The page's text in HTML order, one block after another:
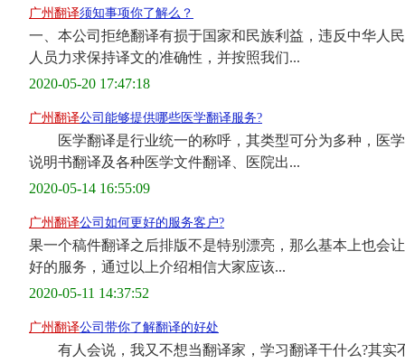
广州翻译须知事项你了解么？
一、本公司拒绝翻译有损于国家和民族利益，违反中华人
人员力求保持译文的准确性，并按照我们...
2020-05-20 17:47:18
广州翻译公司能够提供哪些医学翻译服务?
医学翻译是行业统一的称呼，其类型可分为多种，医学
说明书翻译及各种医学文件翻译、医院出...
2020-05-14 16:55:09
广州翻译公司如何更好的服务客户?
果一个稿件翻译之后排版不是特别漂亮，那么基本上也
好的服务，通过以上介绍相信大家应该...
2020-05-11 14:37:52
广州翻译公司带你了解翻译的好处
有人会说，我又不想当翻译家，学习翻译干什么?其实